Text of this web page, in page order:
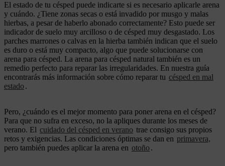
El estado de tu césped puede indicarte si es necesario aplicarle arena
y cuándo. ¿Tiene zonas secas o está invadido por musgo y malas
hierbas, a pesar de haberlo abonado correctamente? Esto puede ser
indicador de suelo muy arcilloso o de césped muy desgastado. Los
parches marrones o calvas en la hierba también indican que el suelo
es duro o está muy compacto, algo que puede solucionarse con
arena para césped. La arena para césped natural también es un
remedio perfecto para reparar las irregularidades. En nuestra guía
encontrarás más información sobre cómo reparar tu césped en mal
estado .
Pero, ¿cuándo es el mejor momento para poner arena en el césped?
Para que no sufra en exceso, no la apliques durante los meses de
verano. El cuidado del césped en verano trae consigo sus propios
retos y exigencias. Las condiciones óptimas se dan en primavera,
pero también puedes aplicar la arena en otoño .